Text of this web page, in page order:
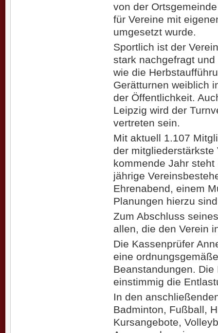
von der
für Vereine mit
umgesetzt wurde.
Sportlich ist der
stark nachgefragt
wie die
Gerätturnen weiblich
der Öffentlichkeit.
Leipzig wird der
vertreten sein.
Mit aktuell 1.107
der mitgliederstärkste
kommende Jahr
jährige
Ehrenabend, einem
Planungen hierzu
Zum Abschluss
allen, die den Verein
Die Kassenprüfer
eine
Beanstandungen.
einstimmig die
In den
Badminton, Fußball,
Kursangebote,